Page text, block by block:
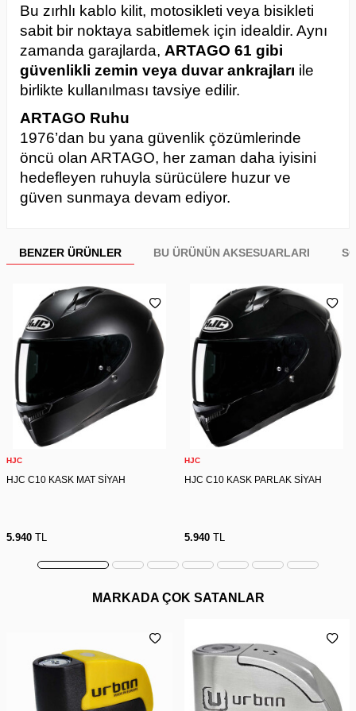
Bu zırhlı kablo kilit, motosikleti veya bisikleti
sabit bir noktaya sabitlemek için idealdir. Aynı
zamanda garajlarda, ARTAGO 61 gibi
güvenlikli zemin veya duvar ankrajları ile
birlikte kullanılması tavsiye edilir.
ARTAGO Ruhu
1976’dan bu yana güvenlik çözümlerinde
öncü olan ARTAGO, her zaman daha iyisini
hedefleyen ruhuyla sürücülere huzur ve
güven sunmaya devam ediyor.
BENZER ÜRÜNLER BU ÜRÜNÜN AKSESUARLARI
HJC
HJC C10 KASK MAT SİYAH
5.940 TL
HJC
HJC C10 KASK PARLAK SİYAH
5.940TL
MARKADA ÇOK SATANLAR